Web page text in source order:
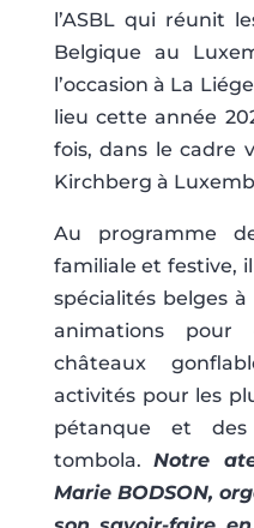
l’ASBL qui réunit
Belgique au
l’occasion à La
lieu cette année
fois, dans le cadre
Kirchberg à
Au programme
familiale et festive,
spécialités belges
animations pour
châteaux
activités pour les
pétanque et
tombola.Notre
Marie BODSON,